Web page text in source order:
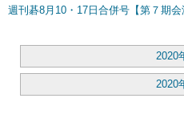
週刊碁8月10・17日合併号【第７期
2020
2020